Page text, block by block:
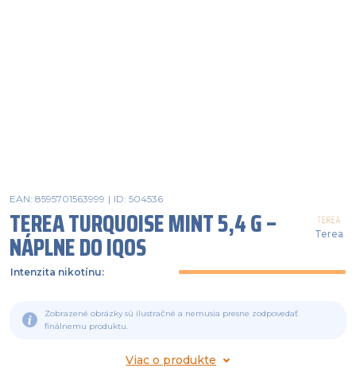
EAN: 8595701563999 | ID: 504536
TEREA TURQUOISE MINT 5,4 G –
NÁPLNE DO IQOS Terea
Intenzita nikotínu:
Zobrazené obrázky sú ilustračné a nemusia presne zodpovedať
finálnemu produktu.
Viac o produkte